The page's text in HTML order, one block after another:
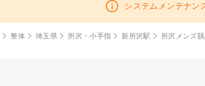
システムメンテナン
整体 埼玉県 所沢・小手指 新所沢駅 所沢メンズ